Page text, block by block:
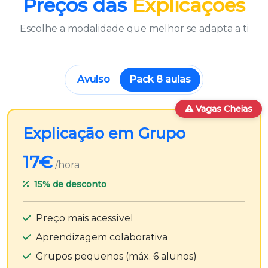
Preços das Explicações
Escolhe a modalidade que melhor se adapta a ti
Avulso Pack 8 aulas
Vagas Cheias
Explicação em Grupo
17€ /hora
15% de desconto
Preço mais acessível
Aprendizagem colaborativa
Grupos pequenos (máx. 6 alunos)